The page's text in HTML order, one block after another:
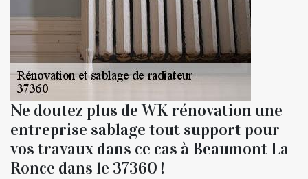
Ne doutez plus de WK rénovation une
entreprise sablage tout support pour
vos travaux dans ce cas à Beaumont La
Ronce dans le 37360 !